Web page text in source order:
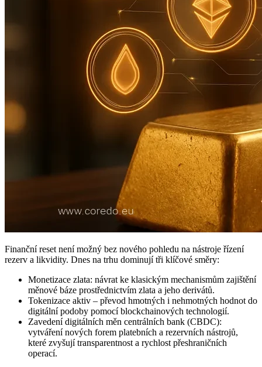
Finanční reset není možný bez nového pohledu na nástroje řízení
rezerv a likvidity. Dnes na trhu dominují tři klíčové směry:
Monetizace zlata: návrat ke klasickým mechanismům zajištění
měnové báze prostřednictvím zlata a jeho derivátů.
Tokenizace aktiv – převod hmotných i nehmotných hodnot do
digitální podoby pomocí blockchainových technologií.
Zavedení digitálních měn centrálních bank (CBDC):
vytváření nových forem platebních a rezervních nástrojů,
které zvyšují transparentnost a rychlost přeshraničních
operací.